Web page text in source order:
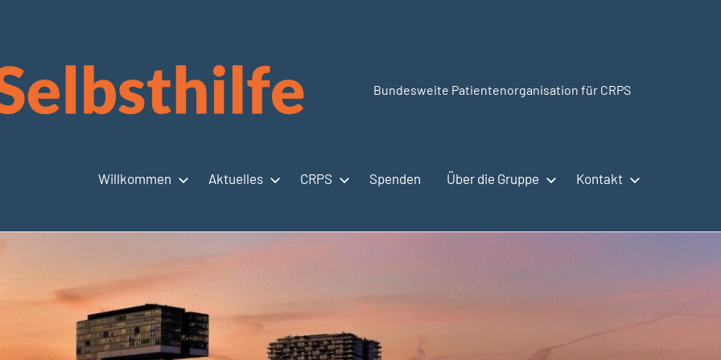
CRPSSelbsthilfe.org
Bundesweite Patientenorganisation für CRPS
Willkommen Aktuelles CRPS Spenden Über die Gruppe Kontakt